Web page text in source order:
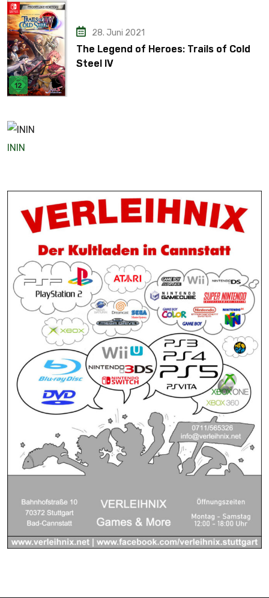
28. Juni 2021
The Legend of Heroes: Trails of Cold
Steel IV
ININ